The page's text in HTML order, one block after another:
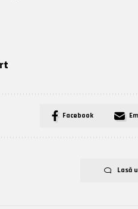
Facebook
Lasă